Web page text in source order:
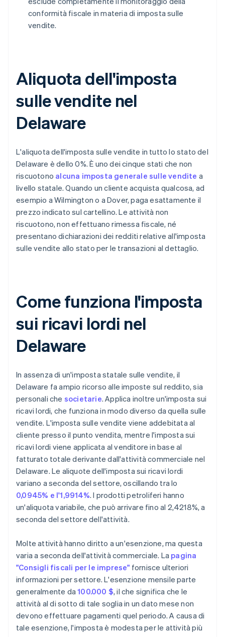
conformità fiscale in materia di imposta sulle
vendite.
Aliquota dell'imposta
sulle vendite nel
Delaware
L'aliquota dell'imposta sulle vendite in tutto lo stato del
Delaware è dello 0%. È uno dei cinque stati che non
riscuotono alcuna imposta generale sulle vendite a
livello statale. Quando un cliente acquista qualcosa, ad
esempio a Wilmington o a Dover, paga esattamente il
prezzo indicato sul cartellino. Le attività non
riscuotono, non effettuano rimessa fiscale, né
presentano dichiarazioni dei redditi relative all'imposta
sulle vendite allo stato per le transazioni al dettaglio.
Come funziona l'imposta
sui ricavi lordi nel
Delaware
In assenza di un'imposta statale sulle vendite, il
Delaware fa ampio ricorso alle imposte sul reddito, sia
personali che societarie. Applica inoltre un'imposta sui
ricavi lordi, che funziona in modo diverso da quella sulle
vendite. L'imposta sulle vendite viene addebitata al
cliente presso il punto vendita, mentre l'imposta sui
ricavi lordi viene applicata al venditore in base al
fatturato totale derivante dall'attività commerciale nel
Delaware. Le aliquote dell'imposta sui ricavi lordi
variano a seconda del settore, oscillando tra lo
0,0945% e l'1,9914%. I prodotti petroliferi hanno
un'aliquota variabile, che può arrivare fino al 2,4218%, a
seconda del settore dell'attività.
Molte attività hanno diritto a un'esenzione, ma questa
varia a seconda dell'attività commerciale. La pagina
"Consigli fiscali per le imprese" fornisce ulteriori
informazioni per settore. L'esenzione mensile parte
generalmente da100.000 $, il che significa che le
attività al di sotto di tale soglia in un dato mese non
devono effettuare pagamenti quel periodo. A causa di
tale esenzione, l'imposta è modesta per le attività più